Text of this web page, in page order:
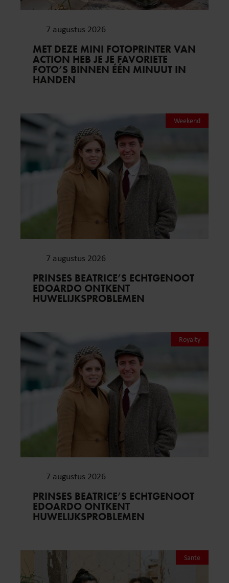
7 augustus 2026
MET DEZE MINI FOTOPRINTER VAN
ACTION HEB JE JE FAVORIETE
FOTO’S BINNEN ÉÉN MINUUT IN
HANDEN
Weekend
7 augustus 2026
PRINSES BEATRICE’S ECHTGENOOT
EDOARDO ONTKENT
HUWELIJKSPROBLEMEN
Royalty
7 augustus 2026
PRINSES BEATRICE’S ECHTGENOOT
EDOARDO ONTKENT
HUWELIJKSPROBLEMEN
Sante